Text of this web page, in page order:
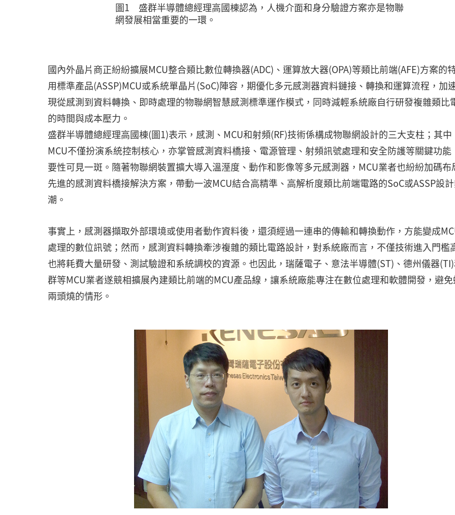
圖1 盛群半導體總經理高國棟認為，人機介面和身分驗證方案亦是物聯
網發展相當重要的一環。
國內外晶片商正紛紛擴展MCU整合類比數位轉換器(ADC)、運算放大器(OPA)等類比前端(AFE)方案的
用標準產品(ASSP)MCU或系統單晶片(SoC)陣容，期優化多元感測器資料鏈接、轉換和運算流程，加
現從感測到資料轉換、即時處理的物聯網智慧感測標準運作模式，同時減輕系統廠自行研發複雜類比
的時間與成本壓力。
盛群半導體總經理高國棟(圖1)表示，感測、MCU和射頻(RF)技術係構成物聯網設計的三大支柱；其中
MCU不僅扮演系統控制核心，亦掌管感測資料橋接、電源管理、射頻訊號處理和安全防護等關鍵功能
要性可見一斑。隨著物聯網裝置擴大導入溫溼度、動作和影像等多元感測器，MCU業者也紛紛加碼布
先進的感測資料橋接解決方案，帶動一波MCU結合高精準、高解析度類比前端電路的SoC或ASSP設
潮。
事實上，感測器擷取外部環境或使用者動作資料後，還須經過一連串的傳輸和轉換動作，方能變成
處理的數位訊號；然而，感測資料轉換牽涉複雜的類比電路設計，對系統廠而言，不僅技術進入門檻
也將耗費大量研發、測試驗證和系統調校的資源。也因此，瑞薩電子、意法半導體(ST)、德州儀器
群等MCU業者遂競相擴展內建類比前端的MCU產品線，讓系統廠能專注在數位處理和軟體開發，避
兩頭燒的情形。